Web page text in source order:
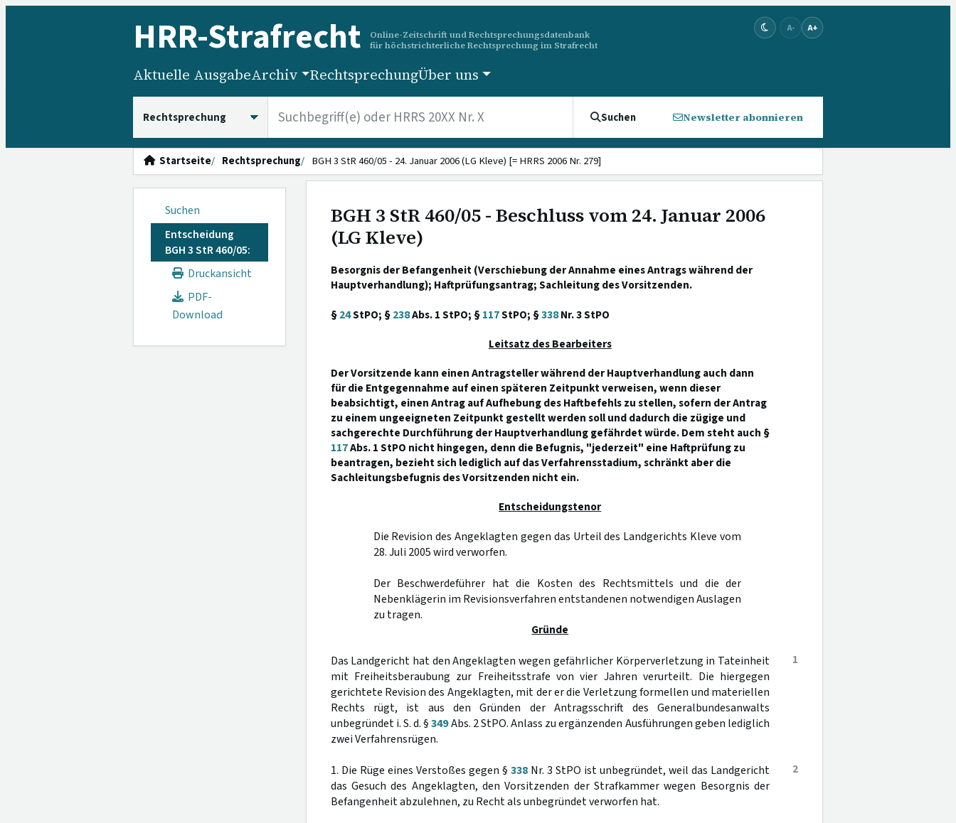
HRR-Strafrecht
Online-Zeitschrift und Rechtsprechungsdatenbank
für höchstrichterliche Rechtsprechung im Strafrecht
A- A+
Aktuelle AusgabeArchiv RechtsprechungÜber uns
Suchen Newsletter abonnieren
Startseite Rechtsprechung BGH 3 StR 460/05 - 24. Januar 2006 (LG Kleve) [= HRRS 2006 Nr. 279]
Suchen
Entscheidung
BGH 3 StR 460/05:
Druckansicht
PDF-
Download
BGH 3 StR 460/05 - Beschluss vom 24. Januar 2006
(LG Kleve)
Besorgnis der Befangenheit (Verschiebung der Annahme eines Antrags während der
Hauptverhandlung); Haftprüfungsantrag; Sachleitung des Vorsitzenden.
§24StPO; §238Abs. 1 StPO; §117StPO; §338Nr. 3 StPO
Leitsatz des Bearbeiters
Der Vorsitzende kann einen Antragsteller während der Hauptverhandlung auch dann
für die Entgegennahme auf einen späteren Zeitpunkt verweisen, wenn dieser
beabsichtigt, einen Antrag auf Aufhebung des Haftbefehls zu stellen, sofern der Antrag
zu einem ungeeigneten Zeitpunkt gestellt werden soll und dadurch die zügige und
sachgerechte Durchführung der Hauptverhandlung gefährdet würde. Dem steht auch §
117Abs. 1 StPO nicht hingegen, denn die Befugnis, "jederzeit" eine Haftprüfung zu
beantragen, bezieht sich lediglich auf das Verfahrensstadium, schränkt aber die
Sachleitungsbefugnis des Vorsitzenden nicht ein.
Entscheidungstenor
Die Revision des Angeklagten gegen das Urteil des Landgerichts Kleve vom
28. Juli 2005 wird verworfen.
Der Beschwerdeführer hat die Kosten des Rechtsmittels und die der
Nebenklägerin im Revisionsverfahren entstandenen notwendigen Auslagen
zu tragen.
Gründe
1
Das Landgericht hat den Angeklagten wegen gefährlicher Körperverletzung in Tateinheit
mit Freiheitsberaubung zur Freiheitsstrafe von vier Jahren verurteilt. Die hiergegen
gerichtete Revision des Angeklagten, mit der er die Verletzung formellen und materiellen
Rechts rügt, ist aus den Gründen der Antragsschrift des Generalbundesanwalts
unbegründet i. S. d. §349Abs. 2 StPO. Anlass zu ergänzenden Ausführungen geben lediglich
zwei Verfahrensrügen.
2
1. Die Rüge eines Verstoßes gegen § 338Nr. 3 StPO ist unbegründet, weil das Landgericht
das Gesuch des Angeklagten, den Vorsitzenden der Strafkammer wegen Besorgnis der
Befangenheit abzulehnen, zu Recht als unbegründet verworfen hat.